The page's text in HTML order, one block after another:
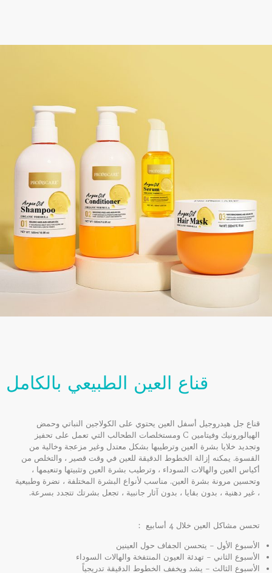
قناع العين الطبيعي بالكامل
قناع جل هيدروجيل أسفل العين يحتوي على الكولاجين النباتي وحمض
الهيالورونيك وفيتامين C ومستخلصات الطحالب التي تعمل على تحفيز
وتجديد خلايا بشرة العين وترطيبها بشكل معتدل وغير مزعجة وخالية من
القسوة. يمكنه إزالة الخطوط الدقيقة للعين في وقت قصير ، والتخلص من
أكياس العين والهالات السوداء ، وترطيب بشرة العين وتثبيتها وتنعيمها ،
وتحسين مرونة بشرة العين. مناسب لأنواع البشرة المختلفة ، نضرة وطبيعية
، غير دهنية ، بدون بقايا ، بدون آثار جانبية ، تجعل بشرتك تتجدد بسرعة.
تحسن مشاكل العين خلال 4 أسابيع ：
الأسبوع الأول – يتحسن الجفاف حول العينين
الأسبوع الثاني – تهدئة العيون المنتفخة والهالات السوداء
الأسبوع الثالث – يشد ويخفف الخطوط الدقيقة تدريجياً